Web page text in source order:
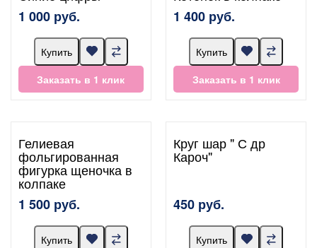
1 000 руб.
Купить
Заказать в 1 клик
1 400 руб.
Купить
Заказать в 1 клик
Гелиевая
фольгированная
фигурка щеночка в
колпаке
1 500 руб.
Купить
Круг шар " С др
Кароч"
450 руб.
Купить